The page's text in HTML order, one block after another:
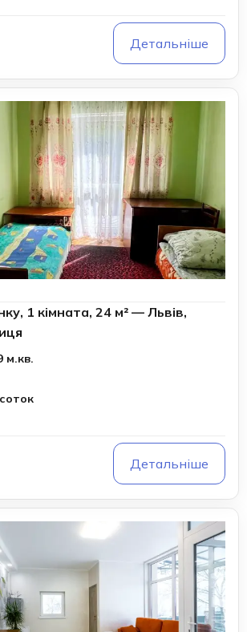
Детальніше
1 кімната, 24 м² — Львів,
м.кв.
Детальніше